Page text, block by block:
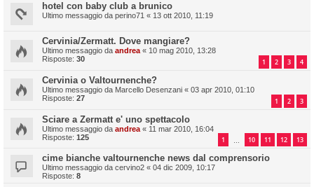
hotel con baby club a brunico
Ultimo messaggio da perino71 « 13 ott 2010, 11:19
Cervinia/Zermatt. Dove mangiare?
Ultimo messaggio da andrea « 10 mag 2010, 13:28
Risposte: 30 1 2 3 4
Cervinia o Valtournenche?
Ultimo messaggio da Marcello Desenzani « 03 apr 2010, 01:10
Risposte: 27 1 2 3
Sciare a Zermatt e' uno spettacolo
Ultimo messaggio da andrea « 11 mar 2010, 16:04
Risposte: 125 1 10 11 12 13
cime bianche valtournenche news dal comprensorio
Ultimo messaggio da cervino2 « 04 dic 2009, 10:17
Risposte: 8